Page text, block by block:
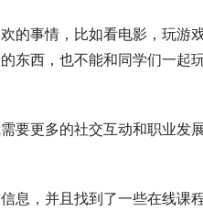
的事情，比如看电影，玩游
东西，也不能和同学们一起
要更多的社交互动和职业发
息，并且找到了一些在线课